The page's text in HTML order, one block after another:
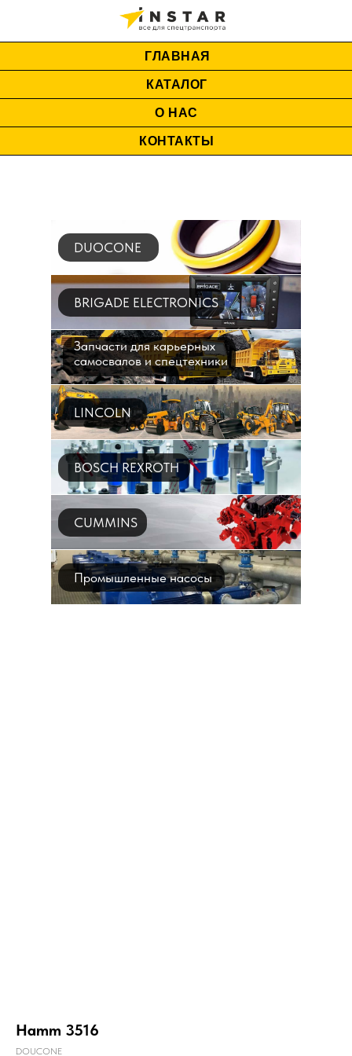
ГЛАВНАЯ
КАТАЛОГ
О НАС
КОНТАКТЫ
DUOCONE
BRIGADE ELECTRONICS
Запчасти для карьерных
самосвалов и спецтехники
LINCOLN
BOSCH REXROTH
CUMMINS
Промышленные насосы
Hamm 3516
DOUCONE